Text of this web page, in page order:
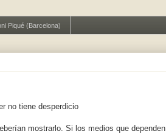
Piqué (Barcelona)
no tiene desperdicio
mostrarlo. Si los medios que dependen